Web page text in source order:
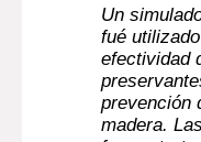
Un
fué
efectividad
prevención
madera.